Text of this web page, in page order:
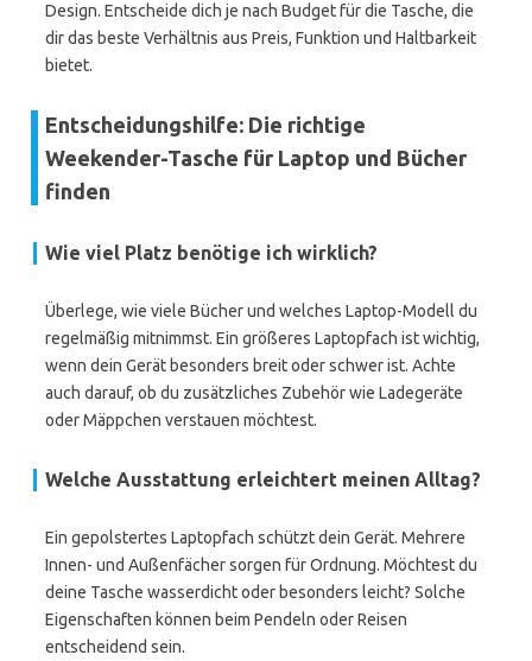
Design. Entscheide dich je nach Budget für die Tasche, die
dir das beste Verhältnis aus Preis, Funktion und Haltbarkeit
bietet.
Entscheidungshilfe: Die richtige
Weekender-Tasche für Laptop und Bücher
finden
Wie viel Platz benötige ich wirklich?
Überlege, wie viele Bücher und welches Laptop-Modell du
regelmäßig mitnimmst. Ein größeres Laptopfach ist wichtig,
wenn dein Gerät besonders breit oder schwer ist. Achte
auch darauf, ob du zusätzliches Zubehör wie Ladegeräte
oder Mäppchen verstauen möchtest.
Welche Ausstattung erleichtert meinen Alltag?
Ein gepolstertes Laptopfach schützt dein Gerät. Mehrere
Innen- und Außenfächer sorgen für Ordnung. Möchtest du
deine Tasche wasserdicht oder besonders leicht? Solche
Eigenschaften können beim Pendeln oder Reisen
entscheidend sein.